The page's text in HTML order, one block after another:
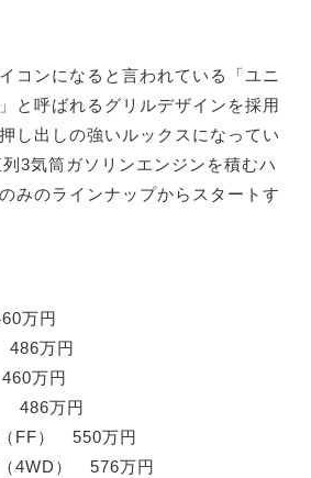
コンになると言われている「ユニ
と呼ばれるグリルデザインを採用
し出しの強いルックスになってい
3気筒ガソリンエンジンを積むハ
みのラインナップからスタートす
万円
万円
万円
486万円
FF） 550万円
4WD） 576万円